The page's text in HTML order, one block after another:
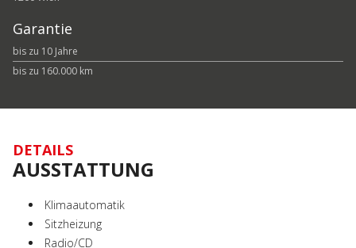
Garantie
bis zu 10 Jahre
bis zu 160.000 km
DETAILS
AUSSTATTUNG
Klimaautomatik
Sitzheizung
Radio/CD